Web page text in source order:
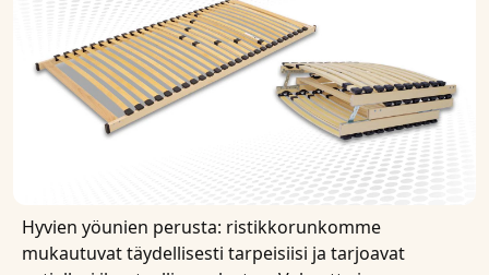
Hyvien yöunien perusta: ristikkorunkomme
mukautuvat täydellisesti tarpeisiisi ja tarjoavat